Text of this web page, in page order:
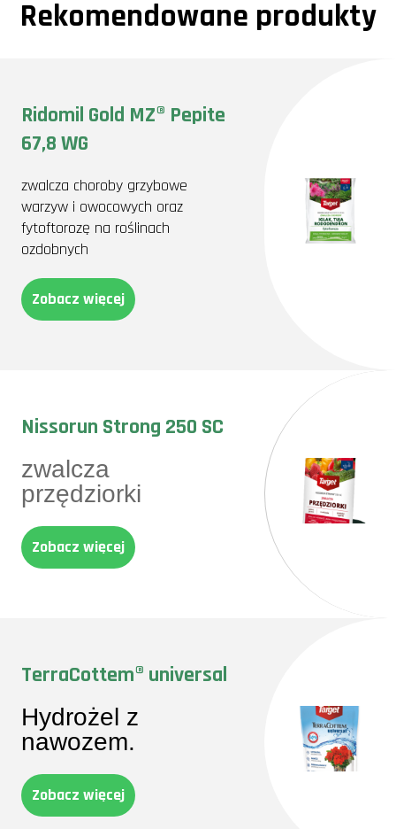
Rekomendowane produkty
Ridomil Gold MZ® Pepite
67,8 WG
zwalcza choroby grzybowe
warzyw i owocowych oraz
fytoftorozę na roślinach
ozdobnych
Zobacz więcej
Nissorun Strong 250 SC
zwalcza
przędziorki
Zobacz więcej
TerraCottem® universal
Hydrożel z
nawozem.
Zobacz więcej